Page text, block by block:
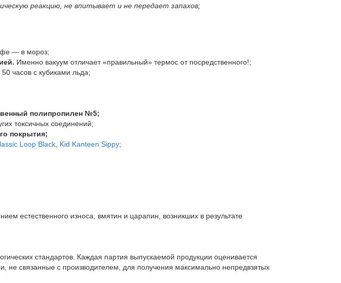
реакцию, не впитывает и не передает запахов;
— в мороз;
Именно вакуум отличает «правильный» термос от посредственного!;
часов с кубиками льда;
полипропилен №5;
токсичных соединений;
покрытия;
Loop Black Kid Kanteen Sippy;
естественного износа, вмятин и царапин, возникших в результате
стандартов. Каждая партия выпускаемой продукции оценивается
не связанные с производителем, для получения максимально непредвзятых